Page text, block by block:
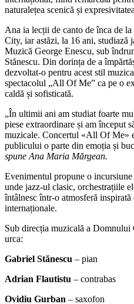
naturalețea scenică și
Ana ia lecții de canto de înca de
City, iar astăzi, la 16 ani, studiază
Muzică George Enescu, sub
Stănescu. Din dorința de a
dezvoltat-o pentru acest stil
spectacolul „All Of Me” ca pe o
caldă și sofisticată.
„În ultimii ani am studiat foarte
piese extraordinare și am început
muzicale. Concertul «All Of Me»
publicului o parte din emoția și
spune Ana Maria Mărgean.
Evenimentul propune o
unde jazz-ul clasic, orchestrațiile
întâlnesc într-o atmosferă inspirată
internaționale.
Sub direcția muzicală a Domnului
urca:
Gabriel Stănescu – pian
Adrian Flautistu – contrabas
Ovidiu Gurban – saxofon